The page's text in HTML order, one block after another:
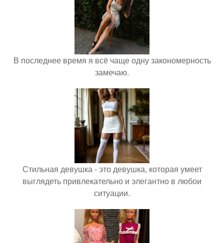
В последнее время я всё чаще одну закономерность
замечаю.
Стильная девушка - это девушка, которая умеет
выглядеть привлекательно и элегантно в любои
ситуации.